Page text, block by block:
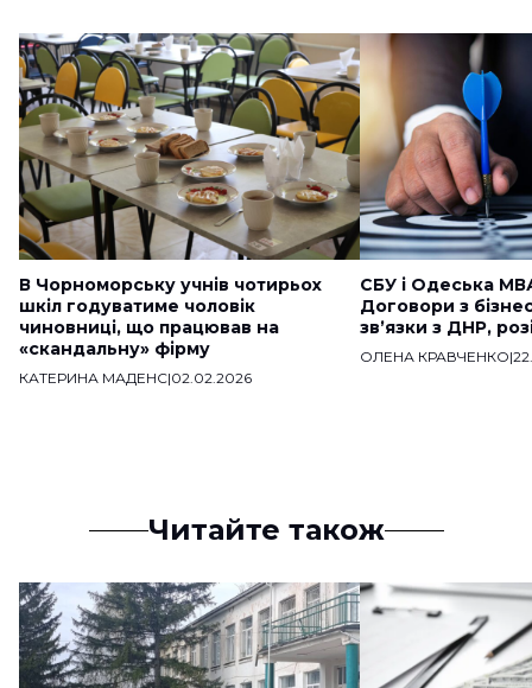
В Чорноморську учнів чотирьох
шкіл годуватиме чоловік
чиновниці, що працював на
«скандальну» фірму
КАТЕРИНА МАДЕНС|02.02.2026
СБУ і Одеська
Договори з
звʼязки з ДНР,
ОЛЕНА КРАВЧЕНКО|
Читайте також